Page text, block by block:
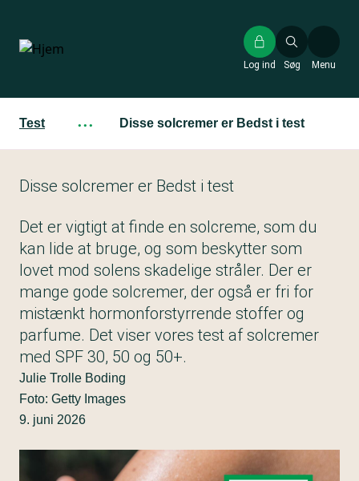
hovedindhold
Søg
Log ind Menu
Test ··· Disse solcremer er Bedst i test
Disse solcremer er Bedst i test
Det er vigtigt at finde en solcreme, som du
kan lide at bruge, og som beskytter som
lovet mod solens skadelige stråler. Der er
mange gode solcremer, der også er fri for
mistænkt hormonforstyrrende stoffer og
parfume. Det viser vores test af solcremer
med SPF 30, 50 og 50+.
Julie Trolle Boding
Foto: Getty Images
9. juni 2026